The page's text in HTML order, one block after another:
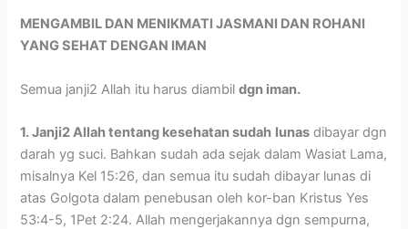
MENGAMBIL DAN MENIKMATI JASMANI DAN ROHANI
YANG SEHAT DENGAN IMAN
Semua janji2 Allah itu harus diambildgn iman.
1. Janji2 Allah tentang kesehatan sudah lunas dibayar dgn
darah yg suci. Bahkan sudah ada sejak dalam Wasiat Lama,
misalnya Kel 15:26, dan semua itu sudah dibayar lunas di
atas Golgota dalam penebusan oleh kor-ban Kristus Yes
53:4-5, 1Pet 2:24. Allah mengerjakannya dgn sempurna,